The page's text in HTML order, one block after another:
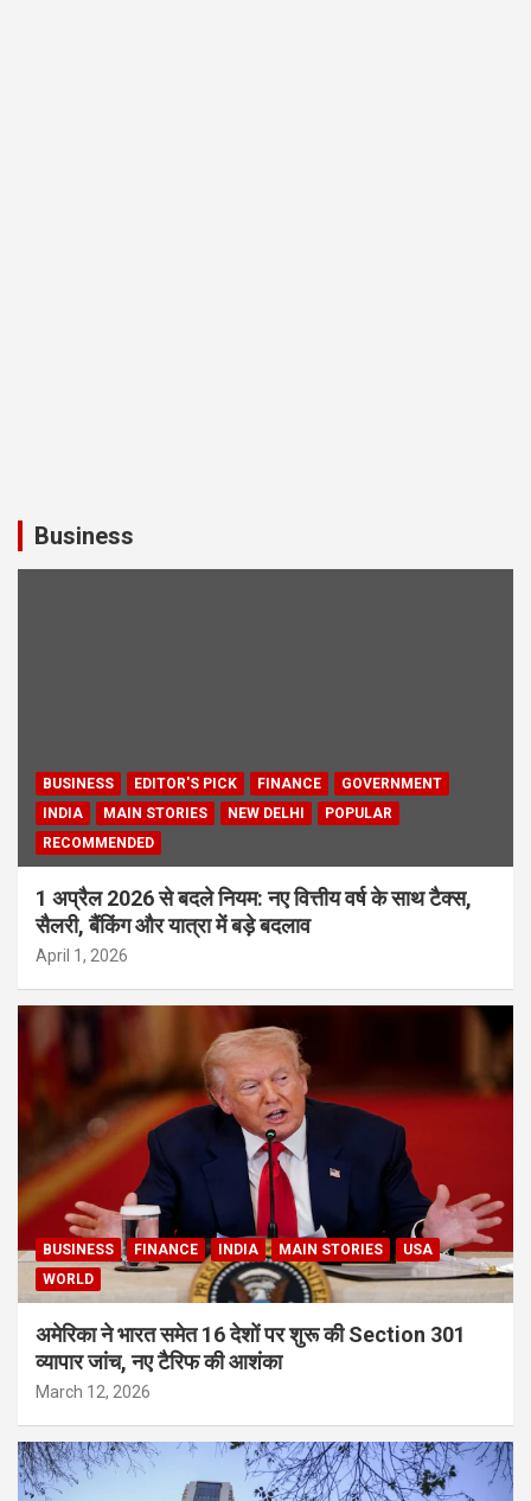
Business
BUSINESS EDITOR'S PICK FINANCE
GOVERNMENT
INDIA
MAIN STORIES NEW DELHI
POPULAR
RECOMMENDED
1 अप्रैल 2026 से बदले नियम: नए वित्तीय वर्ष के साथ टैक्स,
सैलरी, बैंकिंग और यात्रा में बड़े बदलाव
April 1, 2026
BUSINESS FINANCE INDIA MAIN STORIES
USA
WORLD
अमेरिका ने भारत समेत 16 देशों पर शुरू की Section 301
व्यापार जांच, नए टैरिफ की आशंका
March 12, 2026